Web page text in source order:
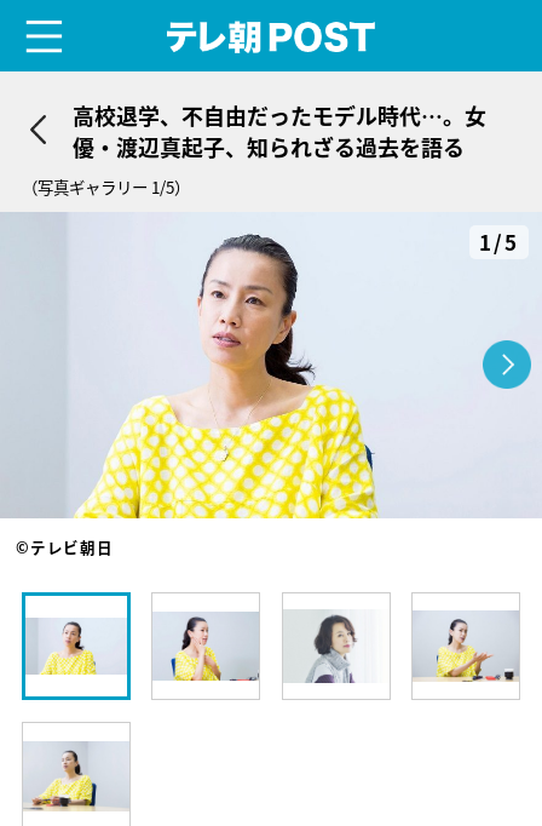
高校退学、不自由だったモデル時代…。女
優・渡辺真起子、知られざる過去を語る
（写真ギャラリー 1/5）
1/5
©テレビ朝日